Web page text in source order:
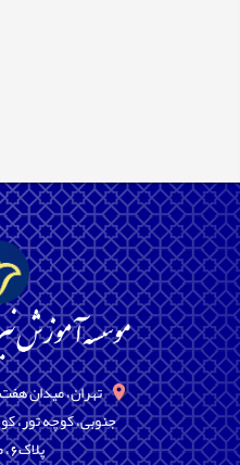
تهران، میدان
جنوبی، کوچه تور،
پلاک6، طبقه دوم